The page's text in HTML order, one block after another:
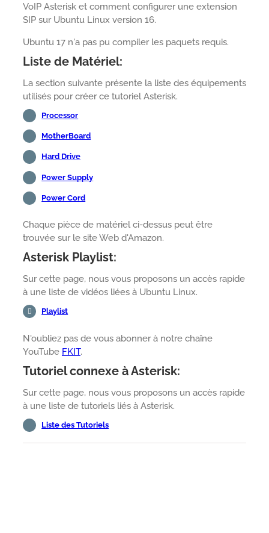
VoIP Asterisk et comment configurer une extension
SIP sur Ubuntu Linux version 16.
Ubuntu 17 n'a pas pu compiler les paquets requis.
Liste de Matériel:
La section suivante présente la liste des équipements
utilisés pour créer ce tutoriel Asterisk.
Processor
MotherBoard
Hard Drive
Power Supply
Power Cord
Chaque pièce de matériel ci-dessus peut être
trouvée sur le site Web d'Amazon.
Asterisk Playlist:
Sur cette page, nous vous proposons un accès rapide
à une liste de vidéos liées à Ubuntu Linux.
Playlist
N'oubliez pas de vous abonner à notre chaîne
YouTube FKIT.
Tutoriel connexe à Asterisk:
Sur cette page, nous vous proposons un accès rapide
à une liste de tutoriels liés à Asterisk.
Liste des Tutoriels